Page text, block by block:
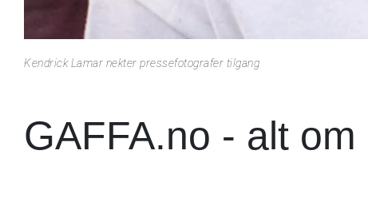
Kendrick Lamar nekter pressefotografer tilgang
GAFFA.no - alt om